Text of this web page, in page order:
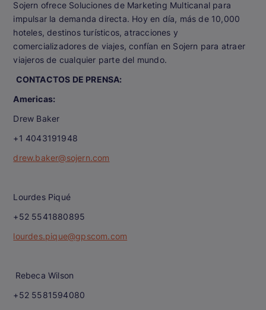
Sojern ofrece Soluciones de Marketing Multicanal para
impulsar la demanda directa. Hoy en día, más de 10,000
hoteles, destinos turísticos, atracciones y
comercializadores de viajes, confían en Sojern para atraer
viajeros de cualquier parte del mundo.
CONTACTOS DE PRENSA:
Americas:
Drew Baker
+1 4043191948
drew.baker@sojern.com
Lourdes Piqué
+52 5541880895
lourdes.pique@gpscom.com
Rebeca Wilson
+52 5581594080